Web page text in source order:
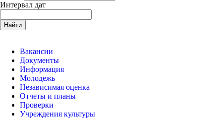
Интервал дат
Найти
Вакансии
Документы
Информация
Молодежь
Независимая оценка
Отчеты и планы
Проверки
Учреждения культуры